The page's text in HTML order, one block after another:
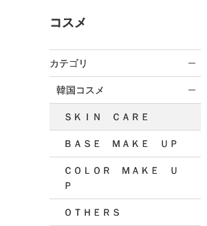
コスメ
カテゴリ
韓国コスメ
ＳＫＩＮ ＣＡＲＥ
ＢＡＳＥ ＭＡＫＥ ＵＰ
ＣＯＬＯＲ ＭＡＫＥ Ｕ
Ｐ
ＯＴＨＥＲＳ